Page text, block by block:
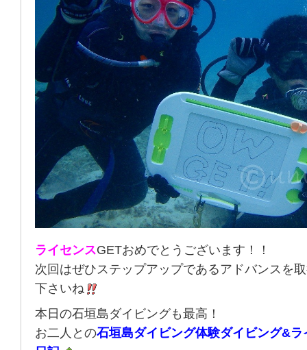
ライセンスGETおめでとうございます！！
次回はぜひステップアップであるアドバンスを
下さいね
本日の石垣島ダイビングも最高！
お二人との石垣島ダイビング体験ダイビング&